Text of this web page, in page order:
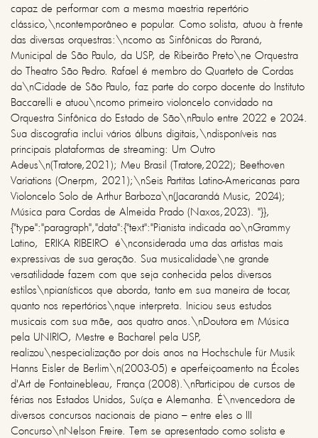
capaz de performar com a mesma maestria repertório
clássico,\ncontemporâneo e popular. Como solista, atuou à frente
das diversas orquestras:\ncomo as Sinfônicas do Paraná,
Municipal de São Paulo, da USP, de Ribeirão Preto\ne Orquestra
do Theatro São Pedro. Rafael é membro do Quarteto de Cordas
da\nCidade de São Paulo, faz parte do corpo docente do Instituto
Baccarelli e atuou\ncomo primeiro violoncelo convidado na
Orquestra Sinfônica do Estado de São\nPaulo entre 2022 e 2024.
Sua discografia inclui vários álbuns digitais,\ndisponíveis nas
principais plataformas de streaming: Um Outro
Adeus\n(Tratore,2021); Meu Brasil (Tratore,2022); Beethoven
Variations (Onerpm, 2021);\nSeis Partitas Latino-Americanas para
Violoncelo Solo de Arthur Barboza\n(Jacarandá Music, 2024);
Música para Cordas de Almeida Prado (Naxos,2023). "}},
{"type":"paragraph","data":{"text":"Pianista indicada ao\nGrammy
Latino, ERIKA RIBEIRO é\nconsiderada uma das artistas mais
expressivas de sua geração. Sua musicalidade\ne grande
versatilidade fazem com que seja conhecida pelos diversos
estilos\npianísticos que aborda, tanto em sua maneira de tocar,
quanto nos repertórios\nque interpreta. Iniciou seus estudos
musicais com sua mãe, aos quatro anos.\nDoutora em Música
pela UNIRIO, Mestre e Bacharel pela USP,
realizou\nespecialização por dois anos na Hochschule für Musik
Hanns Eisler de Berlim\n(2003-05) e aperfeiçoamento na Écoles
d'Art de Fontainebleau, França (2008).\nParticipou de cursos de
férias nos Estados Unidos, Suíça e Alemanha. É\nvencedora de
diversos concursos nacionais de piano – entre eles o III
Concurso\nNelson Freire. Tem se apresentado como solista e